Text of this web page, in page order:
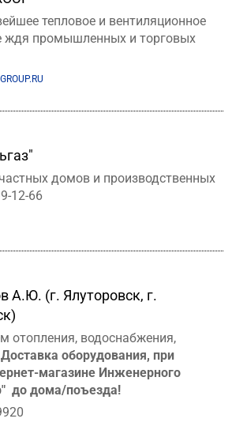
тепловое и вентиляционное
ждя промышленных и торговых
домов и производственных
12-66
А.Ю. (г. Ялуторовск, г.
отопления, водоснабжения,
Доставка оборудования, при
магазине Инженерного
до дома/поъезда!